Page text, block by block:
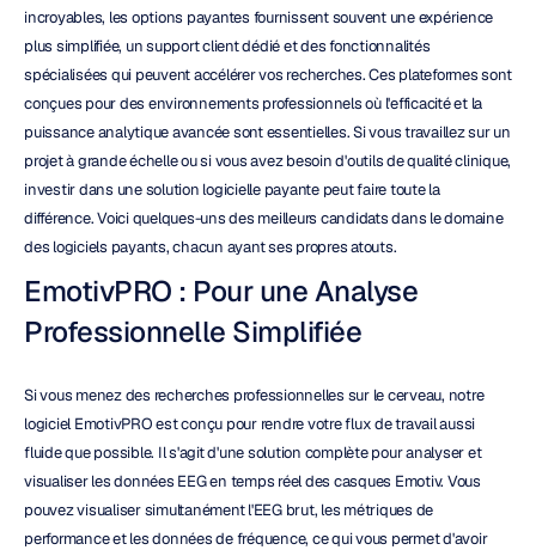
incroyables, les options payantes fournissent souvent une expérience
plus simplifiée, un support client dédié et des fonctionnalités
spécialisées qui peuvent accélérer vos recherches. Ces plateformes sont
conçues pour des environnements professionnels où l'efficacité et la
puissance analytique avancée sont essentielles. Si vous travaillez sur un
projet à grande échelle ou si vous avez besoin d'outils de qualité clinique,
investir dans une solution logicielle payante peut faire toute la
différence. Voici quelques-uns des meilleurs candidats dans le domaine
des logiciels payants, chacun ayant ses propres atouts.
EmotivPRO : Pour une Analyse
Professionnelle Simplifiée
Si vous menez des recherches professionnelles sur le cerveau, notre
logiciel EmotivPRO est conçu pour rendre votre flux de travail aussi
fluide que possible. Il s'agit d'une solution complète pour analyser et
visualiser les données EEG en temps réel des casques Emotiv. Vous
pouvez visualiser simultanément l'EEG brut, les métriques de
performance et les données de fréquence, ce qui vous permet d'avoir